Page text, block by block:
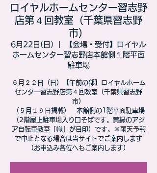
ロイヤルホームセンター習志野
店第４回教室（千葉県習志野
市）
6月22日(日)
【会場・受付】ロイヤル
ホームセンター習志野店本館側１階平面
駐車場
６月２２日（日）【午前の部】ロイヤルホーム
センター習志野店第４回教室（千葉県習志野
市）
（５月１９日掲載） 本館側の1階平面駐車場
（2階屋上駐車場入り口そばです。黄緑のアジ
ア自転車教室「幟」が目印）です。※雨天予報
で中止となる場合は当サイトでご案内します
（お申込み各位へもご案内します）